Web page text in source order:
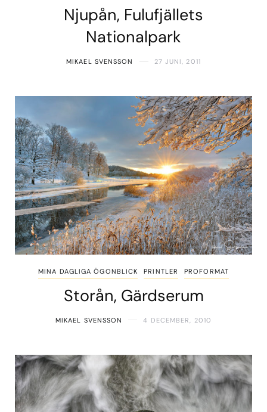
Njupån, Fulufjällets
Nationalpark
MIKAEL SVENSSON 27 JUNI, 2011
MINA DAGLIGA ÖGONBLICK PRINTLER PROFORMAT
Storån, Gärdserum
MIKAEL SVENSSON 4 DECEMBER, 2010